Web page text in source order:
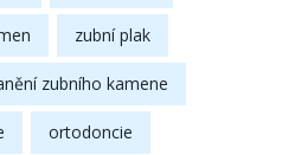
zubní plak
zubního kamene
ortodoncie